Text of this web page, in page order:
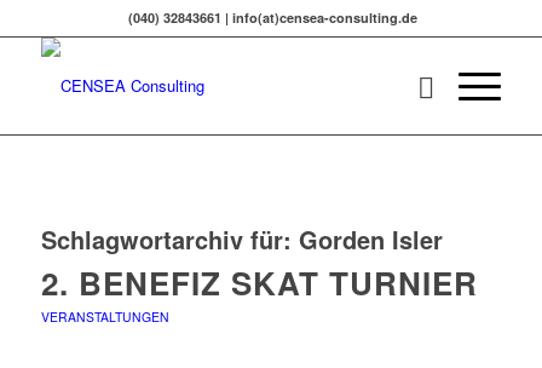
(040) 32843661 | info(at)censea-consulting.de
Schlagwortarchiv für: Gorden Isler
2. BENEFIZ SKAT TURNIER
VERANSTALTUNGEN